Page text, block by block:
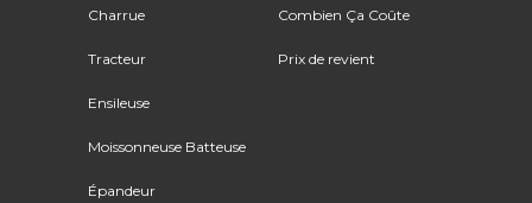
Charrue
Tracteur
Ensileuse
Moissonneuse Batteuse
Épandeur
Combien Ça Coûte
Prix de revient